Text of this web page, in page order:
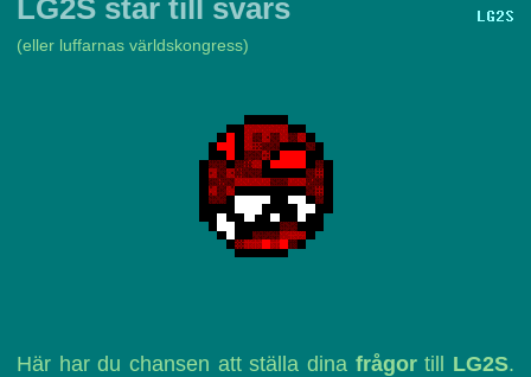
LG2S
LG2S står till svars
(eller luffarnas världskongress)
Här har du chansen att ställa dina frågortill LG2S.